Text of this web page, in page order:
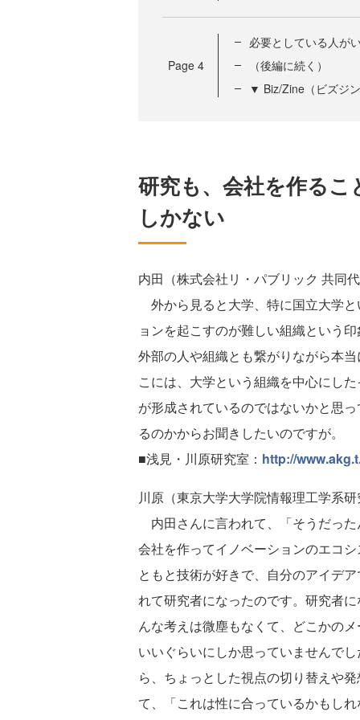
Page 4
必要としている人が
（後編に続く）
▼ Biz/Zine（ビズジ
研究も、会社を作る
しかない
内田（株式会社リ・パブリック 共同
外から見ると大学、特に国立大学
ョンを起こすのが難しい組織という
外部の人や組織とも繋がりながら本
こには、大学という組織を中心にし
が形成されているのではないかと思
るのかからお聞きしたいのですが。
■浅見・川原研究室： http://
川原（東京大学大学院情報理工学系
内田さんに言われて、「そうだっ
会社を作ってイノベーションのエコ
ともと技術が好きで、自分のアイデ
れて研究者になったのです。研究者
んな考えは微塵もなくて、どこかの
いいぐらいにしか思っていませんで
ら、ちょっとした視点の切り替えや
て、「これは性に合っているかもし